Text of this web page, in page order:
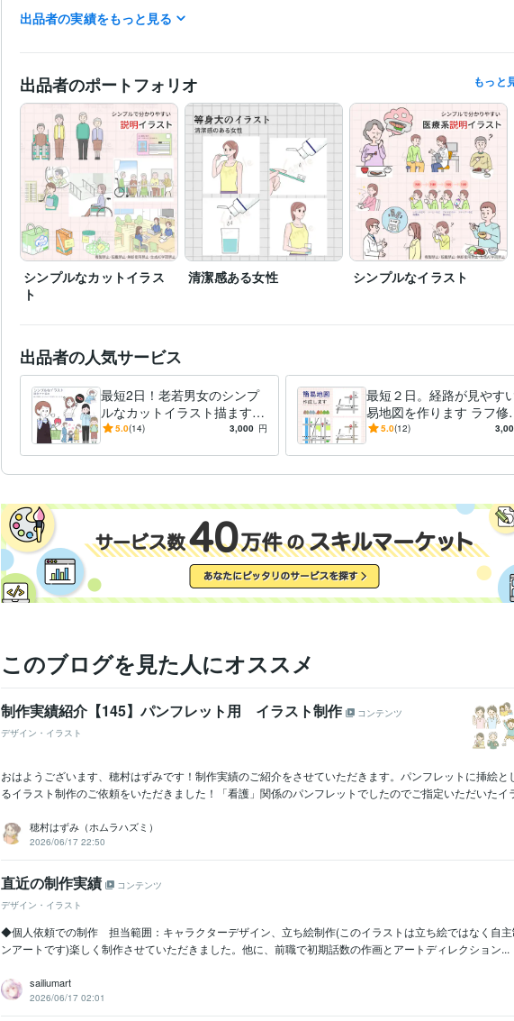
ビジネス・クリエイ CLIP STUDIO PAINT:8年
出品者の実績をもっと見る
出品者のポートフォリオ もっと
シンプルなカットイラス
ト
清潔感ある女性 シンプルなイラスト
出品者の人気サービス
最短2日！老若男女のシンプ
ルなカットイラスト描ます
説明にぴったり。分かりやす
5.0(14) 3,000 円
最短２日。経路が見やす
易地図を作ります ラフ修
無制限。シンプルなアク
5.0(12)
このブログを見た人にオススメ
制作実績紹介【145】パンフレット用 イラスト制作
コンテンツ
デザイン・イラスト
おはようございます、穂村はずみです！制作実績のご紹介をさせていただきます。パンフレットに挿絵と
るイラスト制作のご依頼をいただきました！「看護」関係のパンフレットでしたのでご指定いただいたイ
穂村はずみ（ホムラハズミ）
2026/06/17 22:50
直近の制作実績
コンテンツ
デザイン・イラスト
◆個人依頼での制作 担当範囲：キャラクターデザイン、立ち絵制作(このイラストは立ち絵ではなく自主
ンアートです)楽しく制作させていただきました。他に、前職で初期話数の作画とアートディレクション...
sailiumart
2026/06/17 02:01